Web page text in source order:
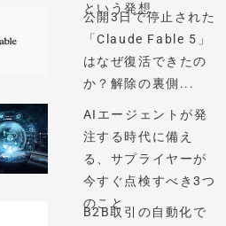
という発想
公開3日で停止された
「Claude Fable 5」
はなぜ復活できたの
か？解除の裏側...
AIエージェントが発
注する時代に備え
る、サプライヤーが
今すぐ点検すべき3つ
のこと
B2B取引の自動化で